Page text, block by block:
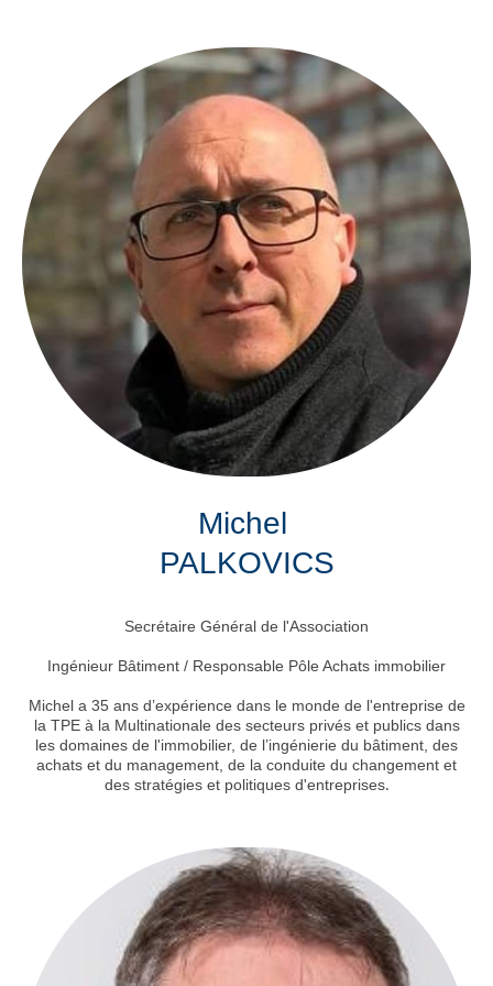
Michel
PALKOVICS
Secrétaire Général de l'Association
Ingénieur Bâtiment / Responsable Pôle Achats immobilier
Michel a 35 ans d’expérience dans le monde de l'entreprise de
la TPE à la Multinationale des secteurs privés et publics dans
les domaines de l'immobilier, de l’ingénierie du bâtiment, des
achats et du management, de la conduite du changement et
des stratégies et politiques d'entreprises.